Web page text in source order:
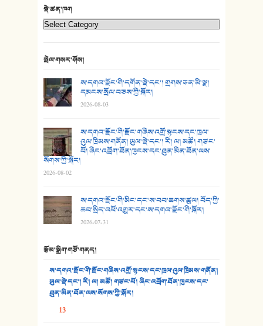
23. ཕོ་རྒོད་པོ།
25. མགྲོན་པོ།
26. ཨ་མའི་ཐང་ཁུག
27. ལྕེ་བདེ་ཞོལ་གྱི་པང་གདན།
28. སྟོད་གཞས། - ཕན་ཐོག
30. སི་ལིང་འབྲི་མོ། - ཕན་ཐོག
31. ཕ་ཡུལ་ཡར་ཀླུང་།
32. ཨ་མ།
33. འཛོམས་པའི་ལམ།
34. ཉི་མ་སེམས་ལ་ཞོག་དང་། - ཟླ་སྒྲོན།
སྡེ་ཚན་ཁག
སྤེལ་གསར་ཤོས།
ས་དགའ་རྫོང་གི་དགོན་སྡེ་དང་། གྲགས་ཅན་མི་སྣ།
དམངས་སྲོལ་བཅས་ཀྱི་སྐོར།
2026-08-03
ས་དགའ་རྫོང་གི་རྫོང་གཞིས་འགྲོ་སྟངས་དང་ཁྲལ་
འུལ་ཁྲིམས་གནོན། ཡུལ་སྡེ་དང་། རི། ལ། མཚོ། གཙང་
པོ། ཞིང་འབྲོག་ཐོན་ཁུངས་དང་ཐུན་མིན་ཐོན་ལས་
སོགས་ཀྱི་སྐོར།
2026-08-02
ས་དགའ་རྫོང་གི་མིང་དང་ས་བབ་ཆགས་ཚུལ། བོད་ཀྱི་
ཆབ་སྲིད་འཕོ་འགྱུར་དང་ས་དགའ་རྫོང་གི་སྐོར།
2026-07-31
རྩོམ་སྒྲིག་གཙོ་གནད།
ས་དགའ་རྫོང་གི་རྫོང་གཞིས་འགྲོ་སྟངས་དང་ཁྲལ་འུལ་ཁྲིམས་གནོན།
ཡུལ་སྡེ་དང་། རི། ལ། མཚོ། གཙང་པོ། ཞིང་འབྲོག་ཐོན་ཁུངས་དང་
ཐུན་མིན་ཐོན་ལས་སོགས་ཀྱི་སྐོར།
13